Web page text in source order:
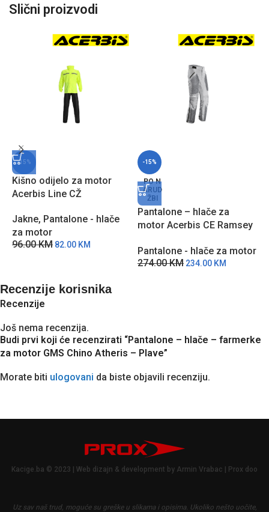
Slični proizvodi
-15%
Kišno odijelo za motor
Acerbis Line CŽ
Jakne, Pantalone - hlače
za motor
96.00KM 82.00 KM
-15%
PO N
ARUD
ŽBI
Pantalone – hlače za
motor Acerbis CE Ramsey
Pantalone - hlače za motor
274.00KM 234.00 KM
Recenzije korisnika
Recenzije
Još nema recenzija.
Budi prvi koji će recenzirati “Pantalone – hlače – farmerke
za motor GMS Chino Atheris – Plave”
Morate biti ulogovani da biste objavili recenziju.
Kacige.ba © 2023 | Web dizajn & development by Armin Vrabac | Prox doo
Uz sav naš trud, moguće su greške u slikama i opisima. Ukoliko nešto uočite,